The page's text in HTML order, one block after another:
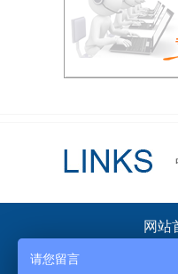
网站
请您留言